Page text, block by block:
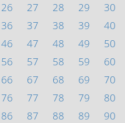
26 27 28 29
30
36 37 38 39
40
46 47 48 49
50
56 57 58 59
60
66 67 68 69
70
76 77 78 79
80
86 87 88 89
90